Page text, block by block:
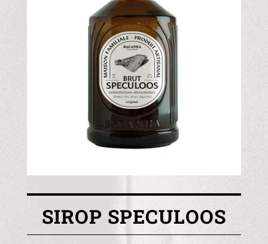
SIROP SPECULOOS